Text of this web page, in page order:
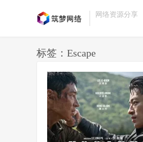
网络资源分享
标签：Escape